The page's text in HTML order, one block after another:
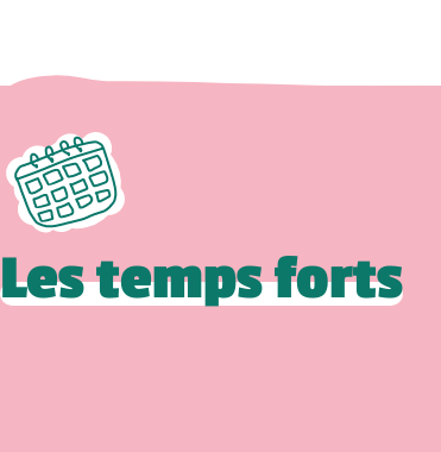
Les temps forts